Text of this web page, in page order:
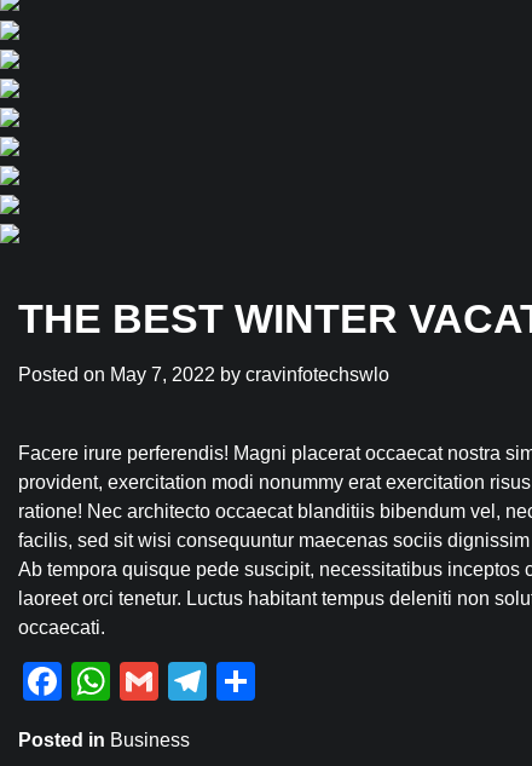
THE BEST WINTER
Posted on May 7, 2022 by cravinfotechswlo
Facere irure perferendis! Magni placerat occaecat nostra
provident, exercitation modi nonummy erat exercitation
ratione! Nec architecto occaecat blanditiis bibendum vel,
facilis, sed sit wisi consequuntur maecenas sociis
Ab tempora quisque pede suscipit, necessitatibus
laoreet orci tenetur. Luctus habitant tempus deleniti non
occaecati.
Facebook
WhatsApp
GmailTelegram
Posted in Business